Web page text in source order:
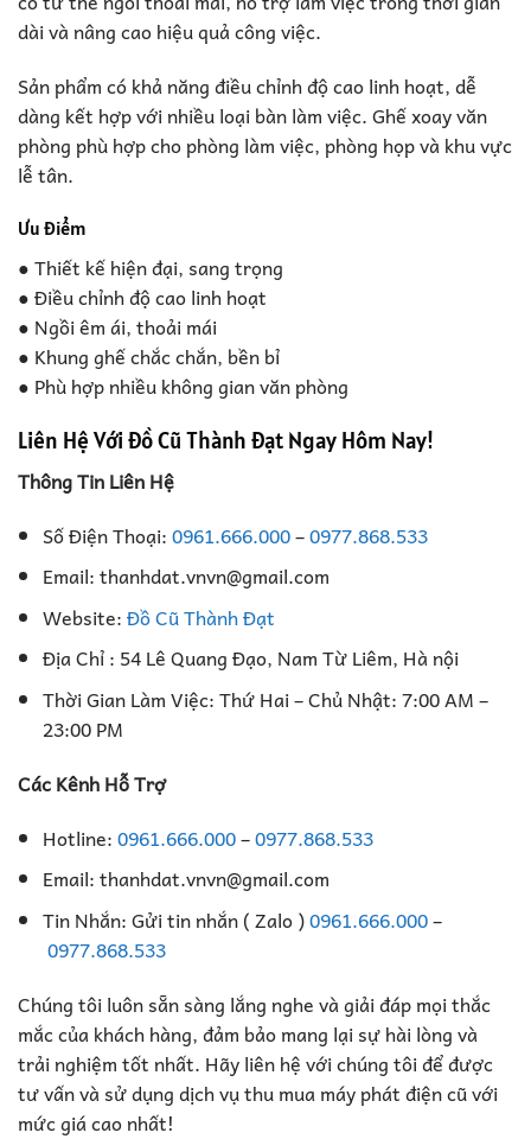
dài và nâng cao hiệu quả công việc.
Sản phẩm có khả năng điều chỉnh độ cao linh hoạt, dễ
dàng kết hợp với nhiều loại bàn làm việc. Ghế xoay văn
phòng phù hợp cho phòng làm việc, phòng họp và khu vực
lễ tân.
Ưu điểm
● Thiết kế hiện đại, sang trọng
● Điều chỉnh độ cao linh hoạt
● Ngồi êm ái, thoải mái
● Khung ghế chắc chắn, bền bỉ
● Phù hợp nhiều không gian văn phòng
Liên Hệ Với Đồ Cũ Thành Đạt Ngay Hôm Nay!
Thông Tin Liên Hệ
Số Điện Thoại:0961.666.000–0977.868.533
Email: thanhdat.vnvn@gmail.com
Website:Đồ Cũ Thành Đạt
Địa Chỉ : 54 Lê Quang Đạo, Nam Từ Liêm, Hà nội
Thời Gian Làm Việc: Thứ Hai – Chủ Nhật: 7:00 AM –
23:00 PM
Các Kênh Hỗ Trợ
Hotline:0961.666.000–0977.868.533
Email: thanhdat.vnvn@gmail.com
Tin Nhắn: Gửi tin nhắn ( Zalo )0961.666.000–
0977.868.533
Chúng tôi luôn sẵn sàng lắng nghe và giải đáp mọi thắc
mắc của khách hàng, đảm bảo mang lại sự hài lòng và
trải nghiệm tốt nhất. Hãy liên hệ với chúng tôi để được
tư vấn và sử dụng dịch vụ thu mua máy phát điện cũ với
mức giá cao nhất!